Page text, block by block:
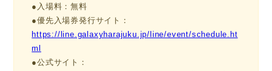
●入場料：無料
●優先入場券発行サイト：
https://line.galaxyharajuku.jp/line/event/schedule.ht
ml
●公式サイト：